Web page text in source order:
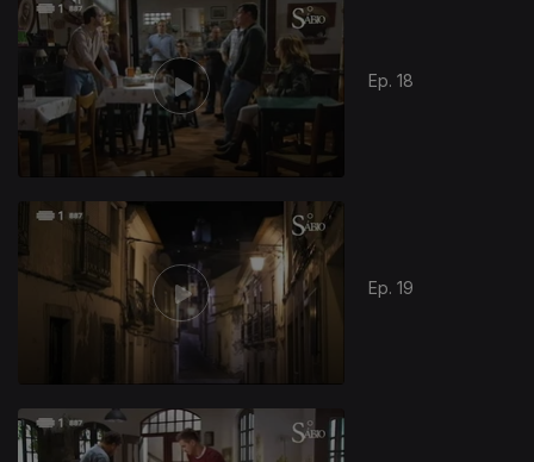
Ep. 18
Ep. 19